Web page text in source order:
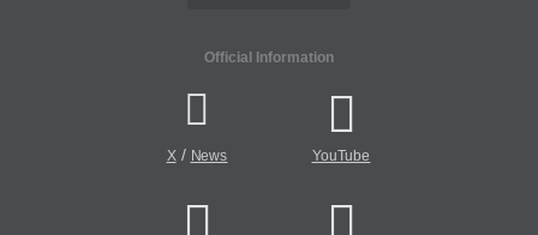
Official Information
X/ News YouTube